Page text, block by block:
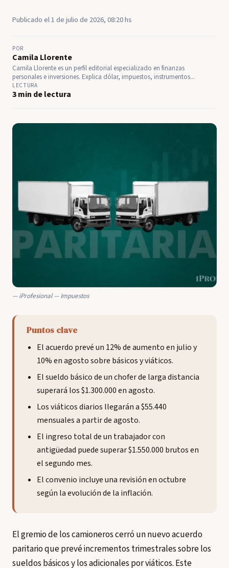
Publicado el 1 de julio de 2026, 08:20 hs
POR
Camila Llorente
Camila Llorente es un perfil editorial especializado en finanzas
personales e inversiones. Explica dólar, impuestos, instrumentos...
LECTURA
3 min de lectura
iProfesional — Impuestos
Puntos clave
El acuerdo prevé un 12% de aumento en julio y
10% en agosto sobre básicos y viáticos.
El sueldo básico de un chofer de larga distancia
superará los $1.300.000 en agosto.
Los viáticos diarios llegarán a $55.440
mensuales a partir de agosto.
El ingreso total de un trabajador con
antigüedad puede superar $1.550.000 brutos en
el segundo mes.
El convenio incluye una revisión en octubre
según la evolución de la inflación.
El gremio de los camioneros cerró un nuevo acuerdo
paritario que prevé incrementos trimestrales sobre los
sueldos básicos y los adicionales por viáticos. Este